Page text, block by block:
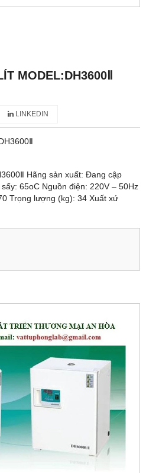
MODEL:DH3600Ⅱ
LINKEDIN
Hãng sản xuất: Đang cập
65oC Nguồn điện: 220V – 50Hz
Trọng lượng (kg): 34 Xuất xứ